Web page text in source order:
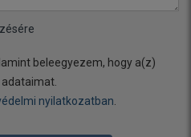
beleegyezem, hogy a(z)
nyilatkozatban